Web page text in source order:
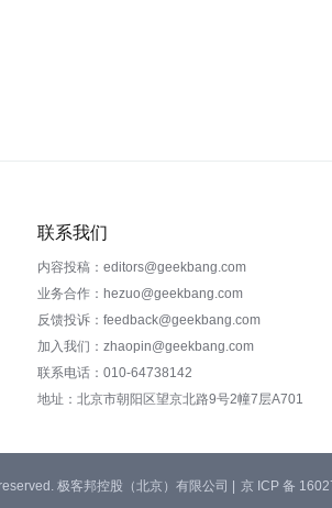
联系我们
内容投稿：editors@geekbang.com
业务合作：hezuo@geekbang.com
反馈投诉：feedback@geekbang.com
加入我们：zhaopin@geekbang.com
联系电话：010-64738142
地址：北京市朝阳区望京北路9号2幢7层A701
极客邦控股（北京）有限公司 | 京 ICP 备